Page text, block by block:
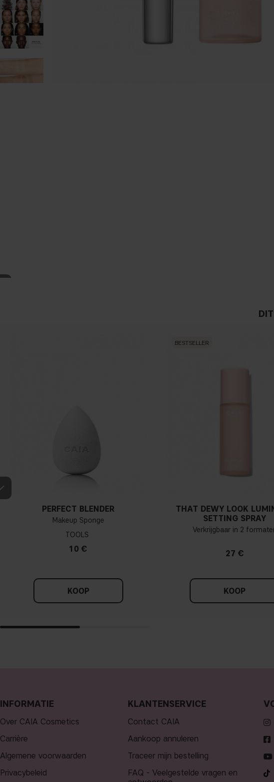
PERFECT BLENDER
Makeup Sponge
TOOLS
10 €
KOOP
BESTSELLER
THAT DEWY LOOK
SETTING SPRAY
Verkrijgbaar in 2
27 €
KOOP
INFORMATIE
Over CAIA Cosmetics
Carrière
Algemene voorwaarden
Privacybeleid
KLANTENSERVICE
Contact CAIA
Aankoop annuleren
Traceer mijn bestelling
FAQ - Veelgestelde vragen en